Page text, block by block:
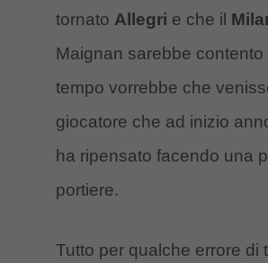
tornato Allegri e che il
Maignan sarebbe
tempo vorrebbe che
giocatore che ad inizio
ha ripensato facendo una
portiere.
Tutto per qualche errore di